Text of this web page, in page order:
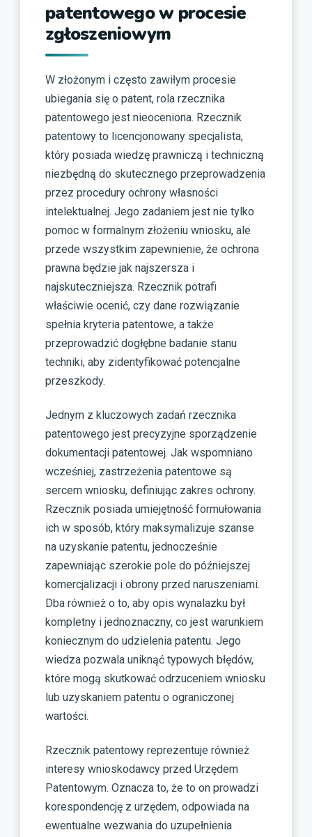
patentowego w procesie
zgłoszeniowym
W złożonym i często zawiłym procesie
ubiegania się o patent, rola rzecznika
patentowego jest nieoceniona. Rzecznik
patentowy to licencjonowany specjalista,
który posiada wiedzę prawniczą i techniczną
niezbędną do skutecznego przeprowadzenia
przez procedury ochrony własności
intelektualnej. Jego zadaniem jest nie tylko
pomoc w formalnym złożeniu wniosku, ale
przede wszystkim zapewnienie, że ochrona
prawna będzie jak najszersza i
najskuteczniejsza. Rzecznik potrafi
właściwie ocenić, czy dane rozwiązanie
spełnia kryteria patentowe, a także
przeprowadzić dogłębne badanie stanu
techniki, aby zidentyfikować potencjalne
przeszkody.
Jednym z kluczowych zadań rzecznika
patentowego jest precyzyjne sporządzenie
dokumentacji patentowej. Jak wspomniano
wcześniej, zastrzeżenia patentowe są
sercem wniosku, definiując zakres ochrony.
Rzecznik posiada umiejętność formułowania
ich w sposób, który maksymalizuje szanse
na uzyskanie patentu, jednocześnie
zapewniając szerokie pole do późniejszej
komercjalizacji i obrony przed naruszeniami.
Dba również o to, aby opis wynalazku był
kompletny i jednoznaczny, co jest warunkiem
koniecznym do udzielenia patentu. Jego
wiedza pozwala uniknąć typowych błędów,
które mogą skutkować odrzuceniem wniosku
lub uzyskaniem patentu o ograniczonej
wartości.
Rzecznik patentowy reprezentuje również
interesy wnioskodawcy przed Urzędem
Patentowym. Oznacza to, że to on prowadzi
korespondencję z urzędem, odpowiada na
ewentualne wezwania do uzupełnienia